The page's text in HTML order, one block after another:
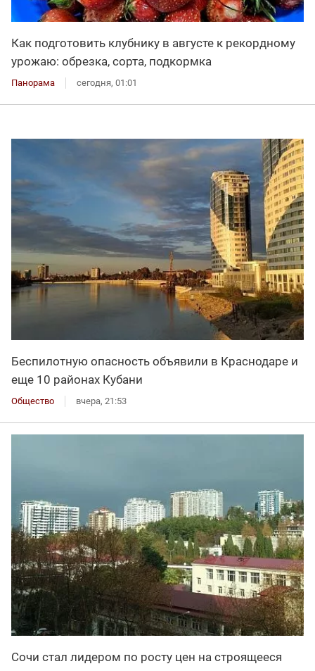
Как подготовить клубнику в августе к рекордному
урожаю: обрезка, сорта, подкормка
Панорама сегодня, 01:01
Беспилотную опасность объявили в Краснодаре и
еще 10 районах Кубани
Общество вчера, 21:53
Сочи стал лидером по росту цен на строящееся